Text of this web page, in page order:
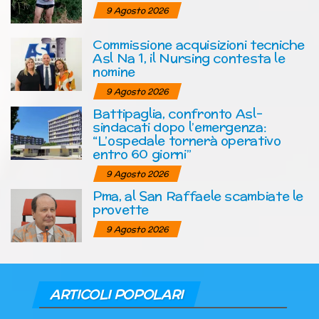
9 Agosto 2026
Commissione acquisizioni tecniche
Asl Na 1, il Nursing contesta le
nomine
9 Agosto 2026
Battipaglia, confronto Asl-
sindacati dopo l’emergenza:
“L’ospedale tornerà operativo
entro 60 giorni”
9 Agosto 2026
Pma, al San Raffaele scambiate le
provette
9 Agosto 2026
ARTICOLI POPOLARI